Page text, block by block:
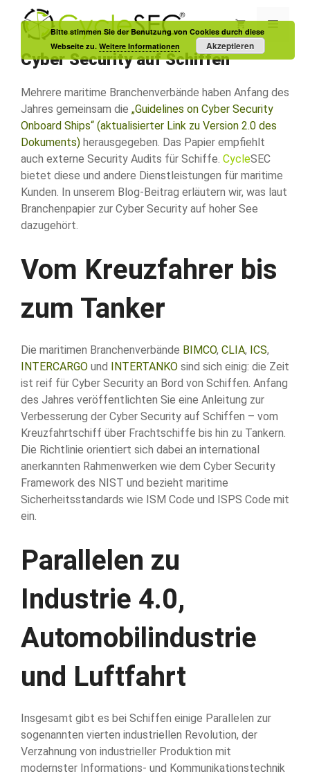
Inhalt
springen
Menü
Cyber Security auf Schiffen
Mehrere maritime Branchenverbände haben Anfang des
Jahres gemeinsam die „Guidelines on Cyber Security
Onboard Ships“ (aktualisierter Link zu Version 2.0 des
Dokuments) herausgegeben. Das Papier empfiehlt
auch externe Security Audits für Schiffe. CycleSEC
bietet diese und andere Dienstleistungen für maritime
Kunden. In unserem Blog-Beitrag erläutern wir, was laut
Branchenpapier zur Cyber Security auf hoher See
dazugehört.
Vom Kreuzfahrer bis
zum Tanker
Die maritimen Branchenverbände BIMCO, CLIA, ICS,
INTERCARGO und INTERTANKO sind sich einig: die Zeit
ist reif für Cyber Security an Bord von Schiffen. Anfang
des Jahres veröffentlichten Sie eine Anleitung zur
Verbesserung der Cyber Security auf Schiffen – vom
Kreuzfahrtschiff über Frachtschiffe bis hin zu Tankern.
Die Richtlinie orientiert sich dabei an international
anerkannten Rahmenwerken wie dem Cyber Security
Framework des NIST und bezieht maritime
Sicherheitsstandards wie ISM Code und ISPS Code mit
ein.
Parallelen zu
Industrie 4.0,
Automobilindustrie
und Luftfahrt
Insgesamt gibt es bei Schiffen einige Parallelen zur
sogenannten vierten industriellen Revolution, der
Verzahnung von industrieller Produktion mit
modernster Informations- und Kommunikationstechnik
Bitte stimmen Sie der Benutzung von Cookies durch diese
Webseite zu. Weitere Informationen Akzeptieren